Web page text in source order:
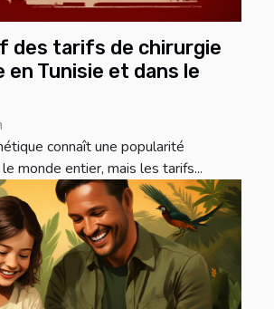
des tarifs de chirurgie
Tunisie et dans le
connaît une popularité
monde entier, mais les tarifs...